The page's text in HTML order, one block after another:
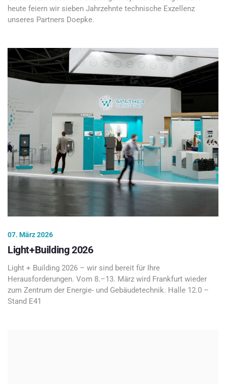
heute feiern wir sieben Jahrzehnte technische Exzellenz
unseres Partners Doepke.
07. März 2026
Light+Building 2026
Light + Building 2026 – wir sind bereit für Ihre
Herausforderungen. Vom 8.–13. März wird Frankfurt wieder
zum Zentrum der Energie- und Gebäudetechnik. Halle 12.0 –
Stand E41